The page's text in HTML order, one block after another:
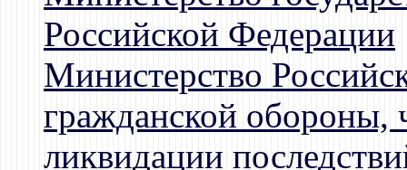
Российской Федерации
Министерство
гражданской обороны,
ликвидации